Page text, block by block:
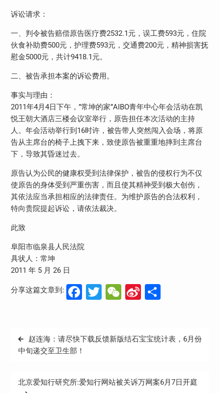
诉讼请求：
一、判令被告赔偿原告医疗费2532.1元，误工费593元，住院
伙食补助费500元，护理费593元，交通费200元，精神损害抚
慰金5000元，共计9418.1元。
二、被告承担本案的诉讼费用。
事实与理由：
2011年4月4日下午，”常坤的家”AIBO青年中心年会活动在凯
悦王朝大酒店三楼会议室举行，原告担任本次活动的主持
人。年会活动举行到16时许，被告带人突然闯入会场，将原
告从主席台的椅子上拽下来，致使原告被重重地摔到主席台
下，导致其昏迷过去。
原告认为公民的健康权受到法律保护，被告的侵权行为不仅
使原告的身体受到严重伤害，而且使其精神受到极大创伤，
其依法应当承担相应的法律责任。为维护原告的合法权利，
特向贵院提起诉讼，请依法裁决。
此致
阜阳市临泉县人民法院
具状人：常坤
2011 年 5 月 26 日
分享这篇文章到: Facebook
Twitter
WeChat
Sina分
文
章
航
赵连海：请尽快下载反馈新版结石宝宝统计表，6月份
中旬递交至卫生部！
北京爱知行研究所:爱知行网站被关诉万网案6月7日开庭